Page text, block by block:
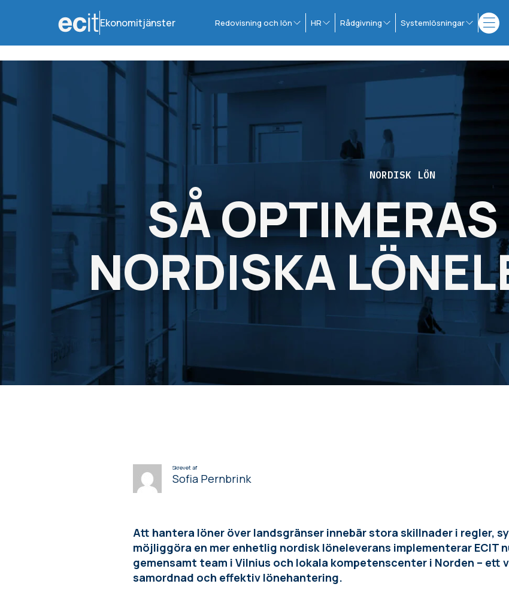
Ekonomitjänster Redovisning och lön HR Rådgivning Systemlösningar
NORDISK LÖN
SÅ
NORDISKA
Skrevet af
Sofia Pernbrink
Att hantera löner över landsgränser innebär stora skillnader i regler,
möjliggöra en mer enhetlig nordisk löneleverans implementerar ECIT
gemensamt team i Vilnius och lokala kompetenscenter i Norden –
samordnad och effektiv lönehantering.